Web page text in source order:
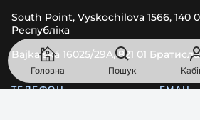
Головна Пошук
South Point, Vyskochilova 1566, 140
Республіка
Bajkalská 16025/29A, 821 01
ТЕЛЕФОН EMAIL